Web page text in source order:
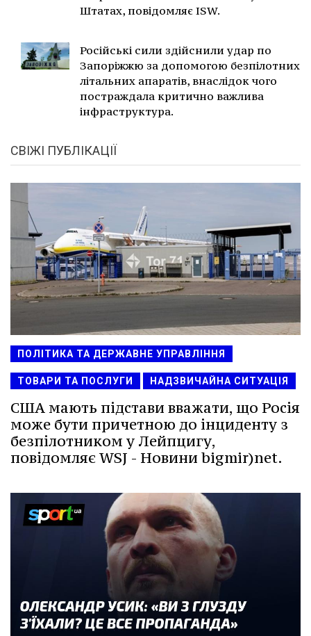
Штатах, повідомляє ISW.
Російські сили здійснили удар по
Запоріжжю за допомогою безпілотних
літальних апаратів, внаслідок чого
постраждала критично важлива
інфраструктура.
СВІЖІ ПУБЛІКАЦІЇ
ПОЛІТИКА ТА ДЕРЖАВНЕ УПРАВЛІННЯ
ТОВАРИ ТА ПОСЛУГИ НАДЗВИЧАЙНА СИТУАЦІЯ
США мають підстави вважати, що Росія
може бути причетною до інциденту з
безпілотником у Лейпцигу,
повідомляє WSJ - Новини bigmir)net.